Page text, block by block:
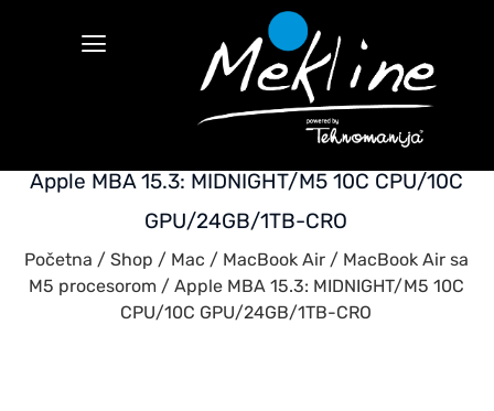
Apple MBA 15.3: MIDNIGHT/M5 10C CPU/10C
GPU/24GB/1TB-CRO
Početna / Shop / Mac / MacBook Air/ MacBook Air sa
M5 procesorom/ Apple MBA 15.3: MIDNIGHT/M5 10C
CPU/10C GPU/24GB/1TB-CRO